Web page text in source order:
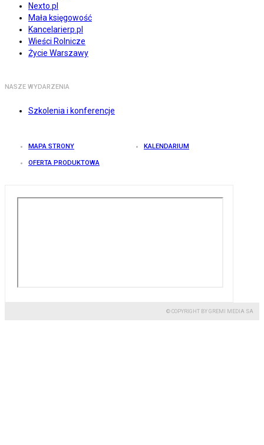
Nexto.pl
Mała księgowość
Kancelarierp.pl
Wieści Rolnicze
Życie Warszawy
NASZE WYDARZENIA
Szkolenia i konferencje
MAPA STRONY KALENDARIUM
OFERTA PRODUKTOWA
© COPYRIGHT BY GREMI MEDIA SA